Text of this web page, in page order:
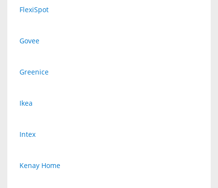
FlexiSpot
Govee
Greenice
Ikea
Intex
Kenay Home